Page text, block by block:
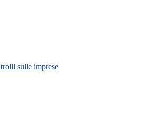
sulle imprese